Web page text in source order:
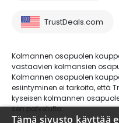
TrustDeals.com
Kolmannen osapuolen
vastaavien kolmansien
Kolmannen osapuolen
esiintyminen ei tarkoita, että
kyseisen kolmannen
sen palveluita.
Tämä sivusto käyttää